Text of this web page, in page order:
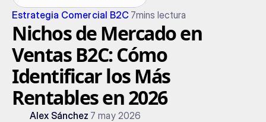
Estrategia Comercial B2C 7mins lectura
Nichos de Mercado en
Ventas B2C: Cómo
Identificar los Más
Rentables en 2026
Alex Sánchez 7 may 2026